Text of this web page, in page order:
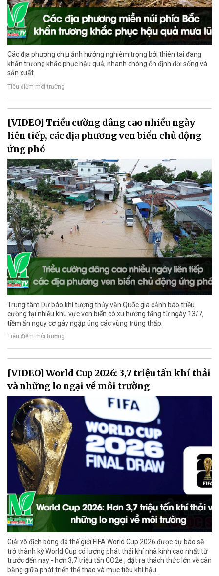
Các địa phương chịu ảnh hưởng nghiêm trọng bởi thiên tai đang
khẩn trương khắc phục hậu quả, nhanh chóng ổn định đời sống và
sản xuất.
Tiêu điểm môi trường
[VIDEO] Triều cường dâng cao nhiều ngày
liên tiếp, các địa phương ven biển chủ động
ứng phó
Trung tâm Dự báo khí tượng thủy văn Quốc gia cảnh báo triều
cường tại nhiều khu vực ven biển có xu hướng tăng từ ngày 13/7,
tiềm ẩn nguy cơ gây ngập úng các vùng trũng thấp.
Tiêu điểm môi trường
[VIDEO] World Cup 2026: 3,7 triệu tấn khí thải
và những lo ngại về môi trường
Giải vô địch bóng đá thế giới FIFA World Cup 2026 được dự báo sẽ
trở thành kỳ World Cup có lượng phát thải khí nhà kính cao nhất từ
trước đến nay - hơn 3,7 triệu tấn CO2e , đặt ra thách thức lớn về cân
bằng giữa phát triển thể thao và mục tiêu khí hậu.